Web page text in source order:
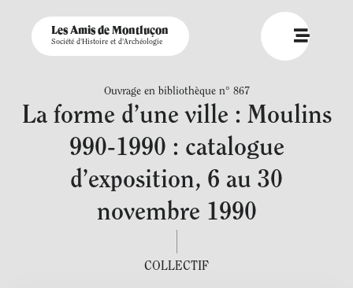
Les Amis de Montluçon
Société d'Histoire et d'Archéologie
Ouvrage en bibliothèque n° 867
La forme d’une ville : Moulins
990-1990 : catalogue
d’exposition, 6 au 30
novembre 1990
COLLECTIF